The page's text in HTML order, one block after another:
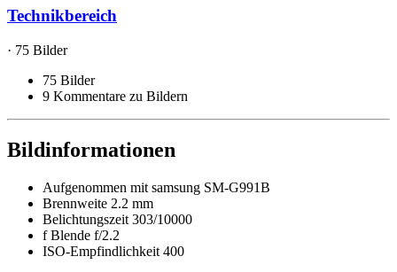
Technikbereich
· 75 Bilder
75 Bilder
9 Kommentare zu Bildern
Bildinformationen
Aufgenommen mit samsung SM-G991B
Brennweite 2.2 mm
Belichtungszeit 303/10000
f Blende f/2.2
ISO-Empfindlichkeit 400